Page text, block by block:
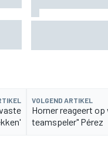
VOLGEND ARTIKEL
Horner reageert
teamspeler" Pérez